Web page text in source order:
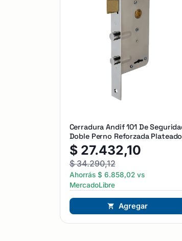
Cerradura Andif 101 De Seguridad
Doble Perno Reforzada Plateado
$ 27.432,10
$34.290,12
Ahorrás $ 6.858,02vs
MercadoLibre
Agregar